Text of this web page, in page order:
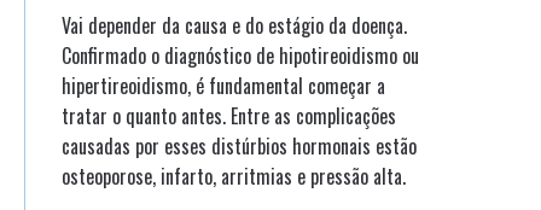
Vai depender da causa e do estágio da doença.
Confirmado o diagnóstico de hipotireoidismo ou
hipertireoidismo, é fundamental começar a
tratar o quanto antes. Entre as complicações
causadas por esses distúrbios hormonais estão
osteoporose, infarto, arritmias e pressão alta.